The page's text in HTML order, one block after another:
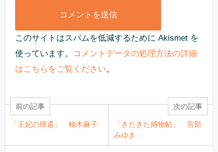
このサイトはスパムを低減するために Akismet を
使っています。
コメントデータの処理方法の詳細
はこちらをご覧ください。
前の記事
「王妃の帰還」 柚木麻子
次の記事
「きたきた捕物帖」 宮部
みゆき